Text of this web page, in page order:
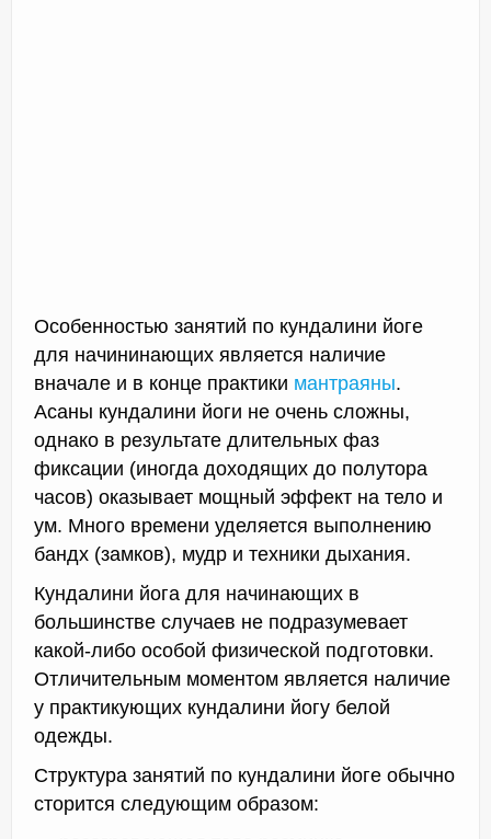
Особенностью занятий по кундалини йоге
для начининающих является наличие
вначале и в конце практики мантраяны.
Асаны кундалини йоги не очень сложны,
однако в результате длительных фаз
фиксации (иногда доходящих до полутора
часов) оказывает мощный эффект на тело и
ум. Много времени уделяется выполнению
бандх (замков), мудр и техники дыхания.
Кундалини йога для начинающих в
большинстве случаев не подразумевает
какой-либо особой физической подготовки.
Отличительным моментом является наличие
у практикующих кундалини йогу белой
одежды.
Структура занятий по кундалини йоге обычно
сторится следующим образом: